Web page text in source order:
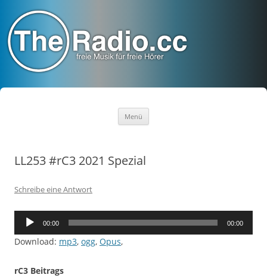
Menü
LL253 #rC3 2021 Spezial
Schreibe eine Antwort
Audio-
00:00 00:00
Download: mp3, ogg, Opus,
rC3 Beitrags